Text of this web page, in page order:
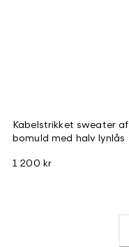
Kabelstrikket sweater af
bomuld med halv lynlås
1 200 kr